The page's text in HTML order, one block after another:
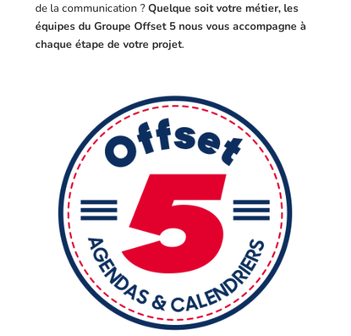
de la communication ? Quelque soit votre métier, les
équipes du Groupe Offset 5 nous vous accompagne à
chaque étape de votre projet.